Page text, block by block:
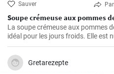
Sauver
Soupe crémeuse aux pommes
La soupe crémeuse aux pommes
idéal pour les jours froids. Elle est
préparer. Elle est remplie de
Gretarezepte